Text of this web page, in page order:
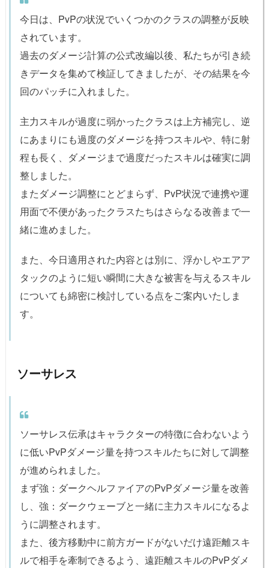
今日は、PvPの状況でいくつかのクラスの調整が反映
されています。
過去のダメージ計算の公式改編以後、私たちが引き続
きデータを集めて検証してきましたが、その結果を今
回のパッチに入れました。
主力スキルが過度に弱かったクラスは上方補完し、逆
にあまりにも過度のダメージを持つスキルや、特に射
程も長く、ダメージまで過度だったスキルは確実に調
整しました。
またダメージ調整にとどまらず、PvP状況で連携や運
用面で不便があったクラスたちはさらなる改善まで一
緒に進めました。
また、今日適用された内容とは別に、浮かしやエアア
タックのように短い瞬間に大きな被害を与えるスキル
についても綿密に検討している点をご案内いたしま
す。
ソーサレス
ソーサレス伝承はキャラクターの特徴に合わないよう
に低いPvPダメージ量を持つスキルたちに対して調整
が進められました。
まず強：ダークヘルファイアのPvPダメージ量を改善
し、強：ダークウェーブと一緒に主力スキルになるよ
うに調整されます。
また、後方移動中に前方ガードがないだけ遠距離スキ
ルで相手を牽制できるよう、遠距離スキルのPvPダメ